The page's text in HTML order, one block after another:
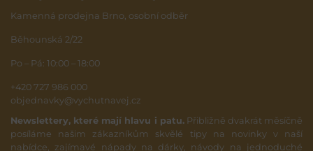
Kamenná prodejna Brno, osobní odběr
Běhounská 2/22
Po – Pá: 10:00 – 18:00
+420 727 986 000
objednavky@vychutnavej.cz
Newslettery, které mají hlavu i patu.Přibližně dvakrát měsíčně
posíláme našim zákazníkům skvělé tipy na novinky v naší
nabídce, zajímavé nápady na dárky, návody na jednoduché